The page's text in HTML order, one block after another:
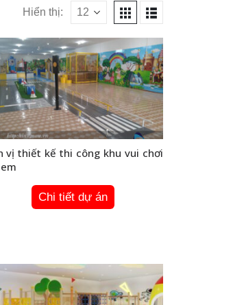
Hiển thị:
vị thiết kế thi công khu vui chơi
Chi tiết dự án